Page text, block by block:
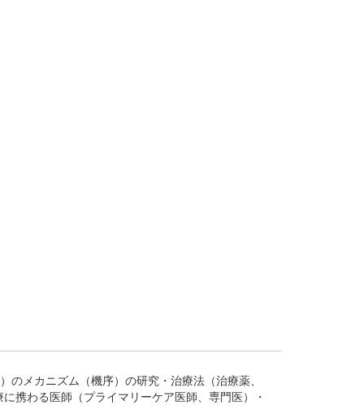
メカニズム（機序）の研究・治療法（治療薬、
携わる医師（プライマリーケア医師、専門医）・